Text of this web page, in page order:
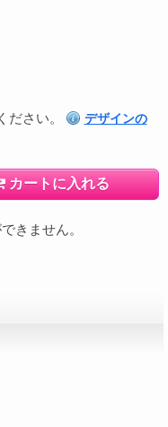
ださい。
デザインの
カートに入れる
きません。